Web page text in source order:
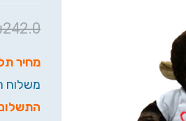
242.0
מחיר
משלוח